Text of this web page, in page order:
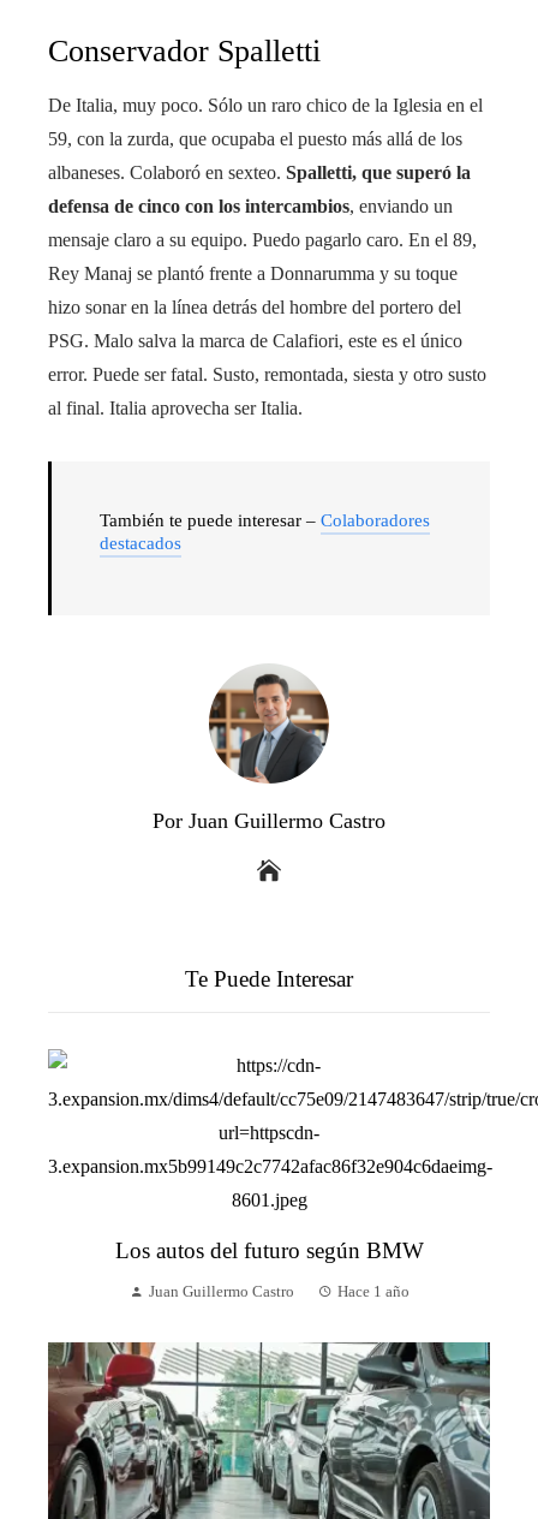
Conservador Spalletti
De Italia, muy poco. Sólo un raro chico de la Iglesia en el
59, con la zurda, que ocupaba el puesto más allá de los
albaneses. Colaboró ​​en sexteo. Spalletti, que superó la
defensa de cinco con los intercambios, enviando un
mensaje claro a su equipo. Puedo pagarlo caro. En el 89,
Rey Manaj se plantó frente a Donnarumma y su toque
hizo sonar en la línea detrás del hombre del portero del
PSG. Malo salva la marca de Calafiori, este es el único
error. Puede ser fatal. Susto, remontada, siesta y otro susto
al final. Italia aprovecha ser Italia.
También te puede interesar – Colaboradores
destacados
Por Juan Guillermo Castro
Te Puede Interesar
Los autos del futuro según BMW
Juan Guillermo Castro Hace 1 año